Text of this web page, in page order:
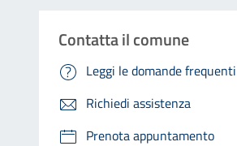
Contatta il comune
Leggi le domande frequenti
Richiedi assistenza
Prenota appuntamento